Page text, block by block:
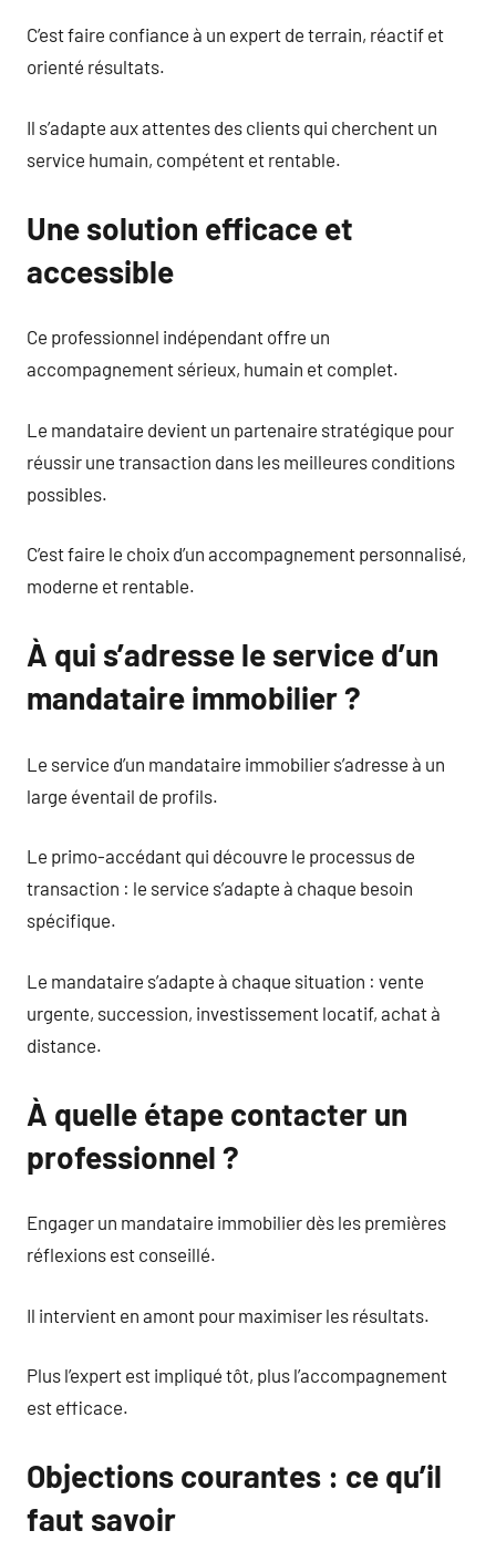
C’est faire confiance à un expert de terrain, réactif et
orienté résultats.
Il s’adapte aux attentes des clients qui cherchent un
service humain, compétent et rentable.
Une solution efficace et
accessible
Ce professionnel indépendant offre un
accompagnement sérieux, humain et complet.
Le mandataire devient un partenaire stratégique pour
réussir une transaction dans les meilleures conditions
possibles.
C’est faire le choix d’un accompagnement personnalisé,
moderne et rentable.
À qui s’adresse le service d’un
mandataire immobilier ?
Le service d’un mandataire immobilier s’adresse à un
large éventail de profils.
Le primo-accédant qui découvre le processus de
transaction : le service s’adapte à chaque besoin
spécifique.
Le mandataire s’adapte à chaque situation : vente
urgente, succession, investissement locatif, achat à
distance.
À quelle étape contacter un
professionnel ?
Engager un mandataire immobilier dès les premières
réflexions est conseillé.
Il intervient en amont pour maximiser les résultats.
Plus l’expert est impliqué tôt, plus l’accompagnement
est efficace.
Objections courantes : ce qu’il
faut savoir